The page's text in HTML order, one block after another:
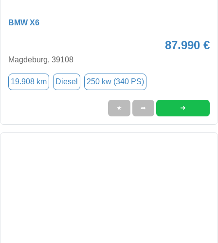
BMW X6
87.990 €
Magdeburg, 39108
19.908 km Diesel 250 kw (340 PS)
★ ➦ ➜